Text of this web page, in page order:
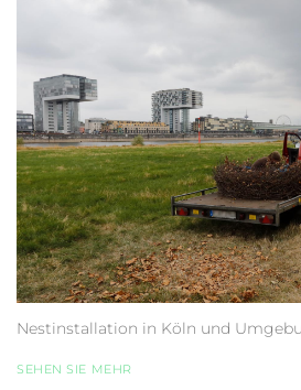
Nestinstallation in Köln und
SEHEN SIE MEHR